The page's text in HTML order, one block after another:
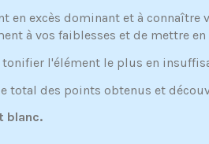
excès dominant et à
à vos faiblesses et de mettre en
l'élément le plus en
total des points obtenus et
blanc.